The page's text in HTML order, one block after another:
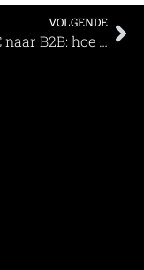
VOLGENDE
Van B2C naar B2B: hoe Alden Biesen succesvol events converteert